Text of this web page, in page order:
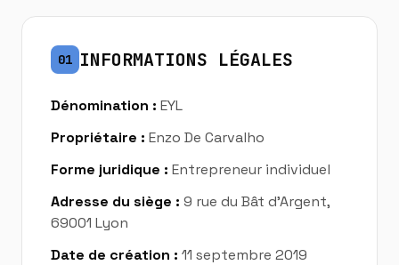
01 INFORMATIONS LÉGALES
Dénomination : EYL
Propriétaire : Enzo De Carvalho
Forme juridique : Entrepreneur individuel
Adresse du siège : 9 rue du Bât d'Argent,
69001 Lyon
Date de création : 11 septembre 2019